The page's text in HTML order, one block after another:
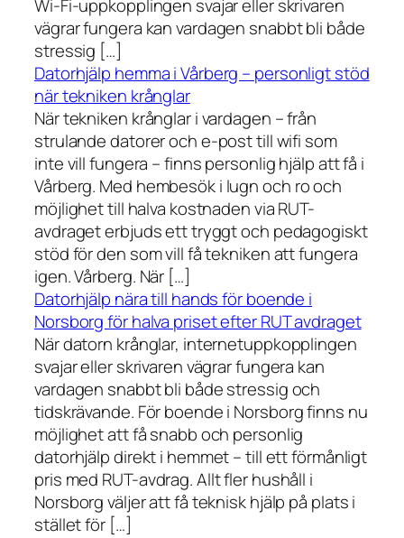
Wi-Fi-uppkopplingen svajar eller skrivaren
vägrar fungera kan vardagen snabbt bli både
stressig […]
Datorhjälp hemma i Vårberg – personligt stöd
när tekniken krånglar
När tekniken krånglar i vardagen – från
strulande datorer och e-post till wifi som
inte vill fungera – finns personlig hjälp att få i
Vårberg. Med hembesök i lugn och ro och
möjlighet till halva kostnaden via RUT-
avdraget erbjuds ett tryggt och pedagogiskt
stöd för den som vill få tekniken att fungera
igen. Vårberg. När […]
Datorhjälp nära till hands för boende i
Norsborg för halva priset efter RUT avdraget
När datorn krånglar, internetuppkopplingen
svajar eller skrivaren vägrar fungera kan
vardagen snabbt bli både stressig och
tidskrävande. För boende i Norsborg finns nu
möjlighet att få snabb och personlig
datorhjälp direkt i hemmet – till ett förmånligt
pris med RUT-avdrag. Allt fler hushåll i
Norsborg väljer att få teknisk hjälp på plats i
stället för […]